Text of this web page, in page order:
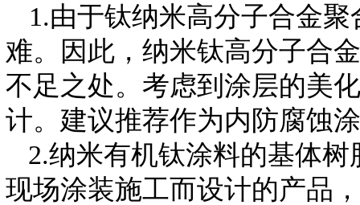
1.由于钛纳米高分子合金
难。因此，纳米钛高分子合
不足之处。考虑到涂层的美
计。建议推荐作为内防腐蚀
2.纳米有机钛涂料的基体
现场涂装施工而设计的产品